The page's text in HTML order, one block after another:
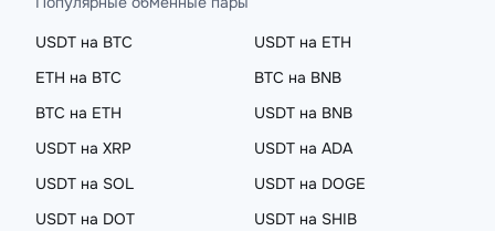
USDT на BTC
USDT на ETH
ETH на BTC
BTC на BNB
BTC на ETH
USDT на BNB
USDT на XRP
USDT на ADA
USDT на SOL
USDT на DOGE
USDT на DOT
USDT на SHIB